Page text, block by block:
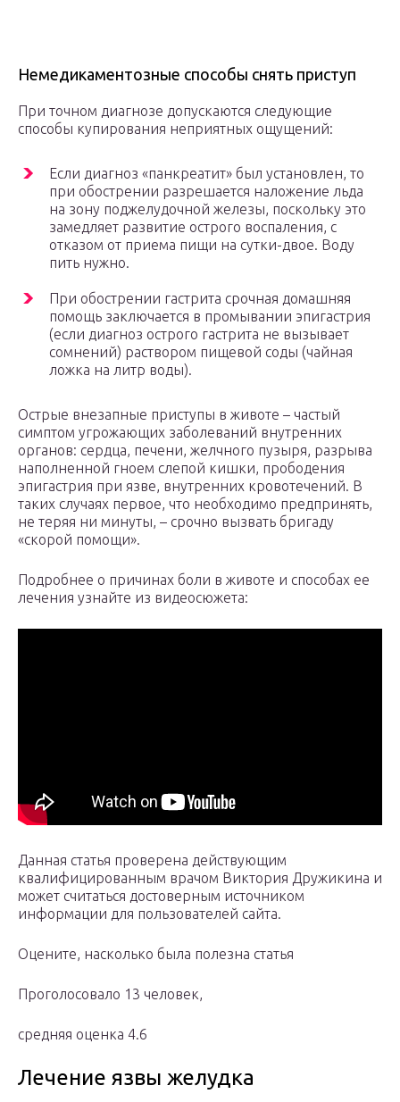
Немедикаментозные способы снять приступ
При точном диагнозе допускаются следующие
способы купирования неприятных ощущений:
Если диагноз «панкреатит» был установлен, то
при обострении разрешается наложение льда
на зону поджелудочной железы, поскольку это
замедляет развитие острого воспаления, с
отказом от приема пищи на сутки-двое. Воду
пить нужно.
При обострении гастрита срочная домашняя
помощь заключается в промывании эпигастрия
(если диагноз острого гастрита не вызывает
сомнений) раствором пищевой соды (чайная
ложка на литр воды).
Острые внезапные приступы в животе – частый
симптом угрожающих заболеваний внутренних
органов: сердца, печени, желчного пузыря, разрыва
наполненной гноем слепой кишки, прободения
эпигастрия при язве, внутренних кровотечений. В
таких случаях первое, что необходимо предпринять,
не теряя ни минуты, – срочно вызвать бригаду
«скорой помощи».
Подробнее о причинах боли в животе и способах ее
лечения узнайте из видеосюжета:
Данная статья проверена действующим
квалифицированным врачом Виктория Дружикина и
может считаться достоверным источником
информации для пользователей сайта.
Оцените, насколько была полезна статья
Проголосовало 13 человек,
средняя оценка 4.6
Лечение язвы желудка